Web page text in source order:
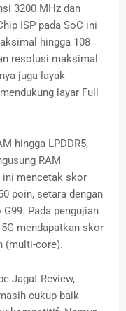
3200 MHz dan
ISP pada SoC ini
hingga 108
resolusi maksimal
juga layak
layar Full
hingga LPDDR5,
RAM
ini mencetak skor
poin, setara dengan
Pada pengujian
mendapatkan skor
(multi-core).
Jagat Review,
cukup baik